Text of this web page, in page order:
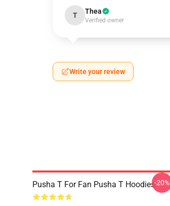
T Thea
Verified owner
Write your review
Pusha T For Fan Pusha T Hoodies-20%